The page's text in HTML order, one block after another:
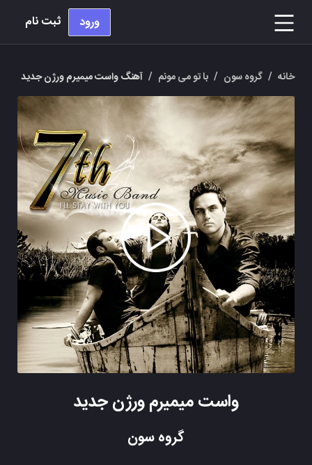
ورود ثبت نام
خانه / گروه سون / با تو می مونم / آهنگ واست میمیرم ورژن جدید
واست میمیرم ورژن جدید
گروه سون